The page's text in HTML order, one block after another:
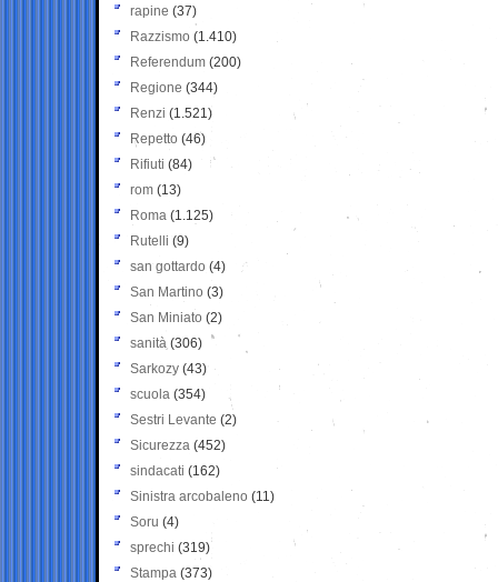
rapine (37)
Razzismo (1.410)
Referendum (200)
Regione (344)
Renzi (1.521)
Repetto (46)
Rifiuti (84)
rom (13)
Roma (1.125)
Rutelli (9)
san gottardo (4)
San Martino (3)
San Miniato (2)
sanità (306)
Sarkozy (43)
scuola (354)
Sestri Levante (2)
Sicurezza (452)
sindacati (162)
Sinistra arcobaleno (11)
Soru (4)
sprechi (319)
Stampa (373)